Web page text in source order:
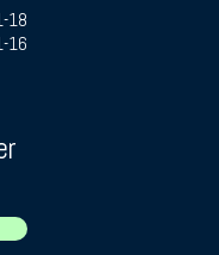
18
16